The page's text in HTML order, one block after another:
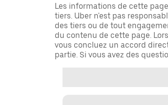
Les informations de cette
tiers. Uber n'est pas
des tiers ou de tout
du contenu de cette page.
vous concluez un accord
partie. Si vous avez des